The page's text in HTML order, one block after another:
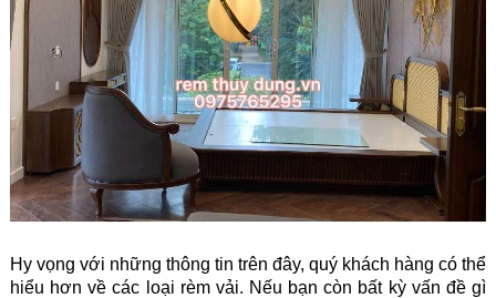
Hy vọng với những thông tin trên đây, quý khách hàng có thể
hiểu hơn về các loại rèm vải. Nếu bạn còn bất kỳ vấn đề gì